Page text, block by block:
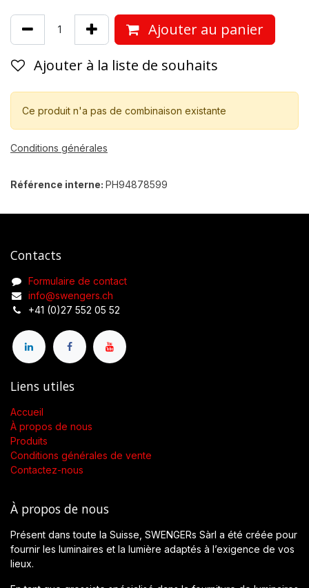
Ajouter au panier
Ajouter à la liste de souhaits
Ce produit n'a pas de combinaison existante
Conditions générales
Référence interne: PH94878599
Contacts
Formulaire de contact
info@swengers.ch
+41 (0)27 552 05 52
Liens utiles
Accueil
À propos de nous
Produits
Conditions générales de vente
Contactez-nous
À propos de nous
Présent dans toute la Suisse, SWENGERs Sàrl a été créée pour
fournir les luminaires et la lumière adaptés à l’exigence de vos
lieux.